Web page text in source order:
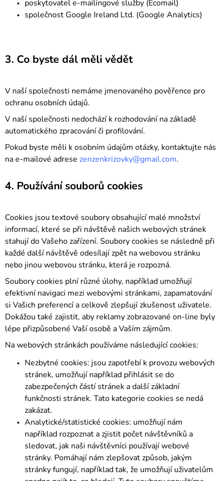
poskytovatel e-mailingové služby (Ecomail)
společnost Google Ireland Ltd. (Google Analytics)
3. Co byste dál měli vědět
V naší společnosti nemáme jmenovaného pověřence pro
ochranu osobních údajů.
V naší společnosti nedochází k rozhodování na základě
automatického zpracování či profilování.
Pokud byste měli k osobním údajům otázky, kontaktujte nás
na e-mailové adrese zenzenkrizovky@gmail.com.
4. Používání souborů cookies
Cookies jsou textové soubory obsahující malé množství
informací, které se při návštěvě našich webových stránek
stahují do Vašeho zařízení. Soubory cookies se následně při
každé další návštěvě odesílají zpět na webovou stránku
nebo jinou webovou stránku, která je rozpozná.
Soubory cookies plní různé úlohy, například umožňují
efektivní navigaci mezi webovými stránkami, zapamatování
si Vašich preferencí a celkově zlepšují zkušenost uživatele.
Dokážou také zajistit, aby reklamy zobrazované on-line byly
lépe přizpůsobené Vaší osobě a Vaším zájmům.
Na webových stránkách používáme následující cookies:
Nezbytné cookies: jsou zapotřebí k provozu webových
stránek, umožňují například přihlásit se do
zabezpečených částí stránek a další základní
funkčnosti stránek. Tato kategorie cookies se nedá
zakázat.
Analytické/statistické cookies: umožňují nám
například rozpoznat a zjistit počet návštěvníků a
sledovat, jak naši návštěvníci používají webové
stránky. Pomáhají nám zlepšovat způsob, jakým
stránky fungují, například tak, že umožňují uživatelům